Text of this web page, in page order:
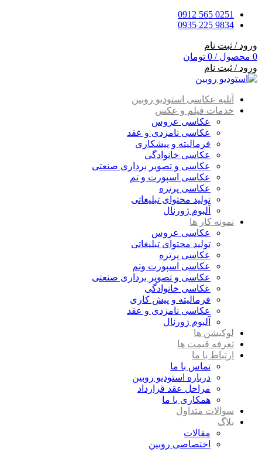
0251 565 0912
9834 225 0935
ورود / ثبت نام
0 محصول /
0 تومان
ورود / ثبت نام
آتلیه عکاسی استودیو روبین
خدمات فیلم و عکس
عکاسی عروس
عکاسی نامزدی و عقد
فرمالیته و پیشکاری
عکاسی خانوادگی
عکاسی و تصویر برداری صنعتی
عکاسی اسپورت و تم
عکاسی پرتره
تولید محتوای تبلیغاتی
آلبوم ژورنال
نمونه کار ها
عکاسی عروس
تولید محتوای تبلیغاتی
عکاسی پرتره
عکاسی اسپورت وتم
عکاسی و تصویر برداری صنعتی
عکاسی خانوادگی
فرمالیته و پیش کاری
عکاسی نامزدی و عقد
آلبوم ژورنال
لوکیشن ها
تعرفه قیمت ها
ارتباط با ما
تماس با ما
درباره استودیو روبین
مراحل عقد قرارداد
همکاری با ما
سوالات متداول
بلاگ
مقالات
اختصاصی روبین